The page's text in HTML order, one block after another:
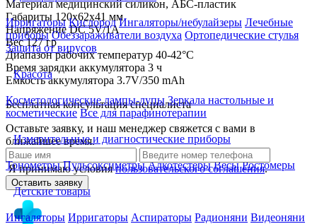
Ирригаторы Кислород Ингаляторы/небулайзеры Лечебные
приборы Обеззараживатели воздуха Ортопедические стулья
Защита от вирусов
Красота
Косметологические лампы-лупы Зеркала настольные и
косметические Все для парафинотерапии
Измерительные и диагностические приборы
Тонометры Пульсоксиметры Алкотестеры Весы Ростомеры
Детские товары
Ингаляторы Ирригаторы Аспираторы Радионяни Видеоняни
Материал медицинский силикон, АБС-пластик
Габариты 120х62х41 мм
Напряжение DC 5V/1A
Вес 127 гр
Диапазон рабочих температур 40-42°C
Время зарядки аккумулятора 3 ч
Емкость аккумулятора 3.7V/350 mAh
Бесплатная консультация специалиста
Оставьте заявку, и наш менеджер свяжется с вами в
ближайшее время.
Я принимаю условияпользовательского соглашения.
Оставить заявку